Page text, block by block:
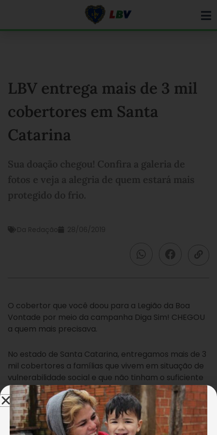
LBV entrega mais de 3 mil
cobertores em Santa
Catarina
Sua doação chegou! Confira a galeria de
fotos e veja a alegria de quem estará mais
protegido do frio.
Da Redação 28/06/2019
O cobertor que você doou para a Legião da Boa
Vontade por meio da campanha Diga Sim! CHEGOU
a quem mais precisava.
No estado de Santa Catarina, entregamos mais de 3
mil cobertores a famílias que vivem em situação de
vulnerabilidade social e que não tinham o suficiente
para se protegerem do frio.
{glf nid:108953}